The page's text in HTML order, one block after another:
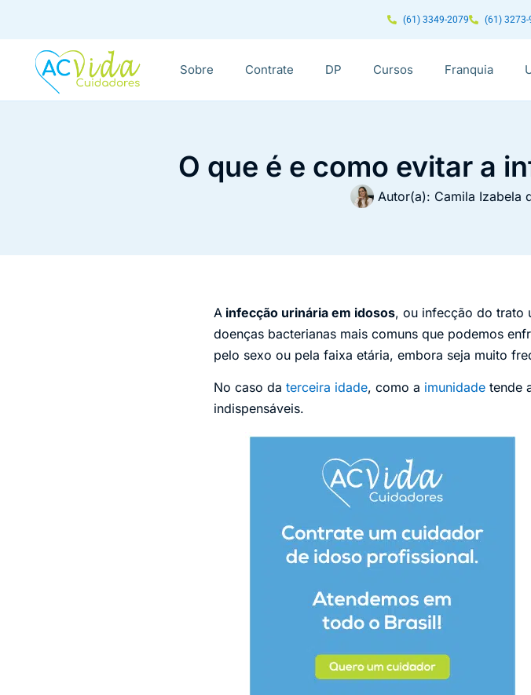
(61) 3349-2079 (61) 3273-
Sobre Contrate DP Cursos Franquia
O que é e como evitar a
Autor(a): Camila Izabela
A infecção urinária em idosos, ou infecção do trato
doenças bacterianas mais comuns que podemos
pelo sexo ou pela faixa etária, embora seja muito
No caso da terceira idade, como a imunidade tende
indispensáveis.